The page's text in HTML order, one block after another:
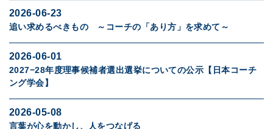
2026-06-23
追い求めるべきもの ～コーチの「あり方」を求めて～
2026-06-01
2027−28年度理事候補者選出選挙についての公示【日本コーチ
ング学会】
2026-05-08
言葉が心を動かし、人をつなげる